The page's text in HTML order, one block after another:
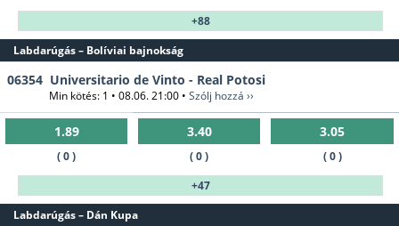
+88
Labdarúgás – Bolíviai bajnokság
06354 Universitario de Vinto - Real Potosi
Min kötés: 1 • 08.06. 21:00 • Szólj hozzá ››
1.89
( 0 )
3.40
( 0 )
3.05
( 0 )
+47
Labdarúgás – Dán Kupa